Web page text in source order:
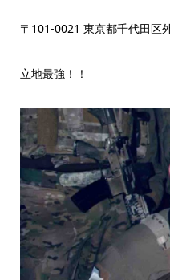
〒101-0021 東京都千代田区
立地最強！！